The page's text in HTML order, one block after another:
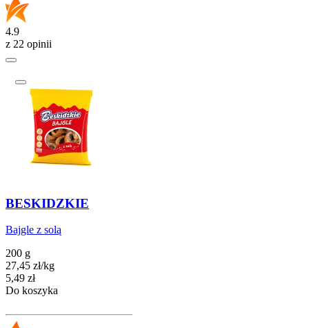
4.9
z 22 opinii
BESKIDZKIE
Bajgle z solą
200 g
27,45 zł/kg
Cena
5,49 zł
Do koszyka